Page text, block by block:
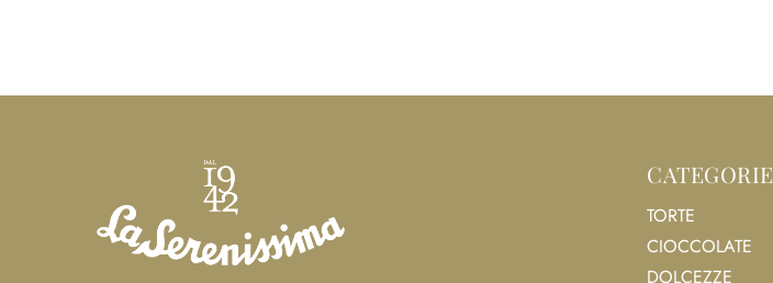
CATEGORIE
TORTE
CIOCCOLATE
DOLCEZZE